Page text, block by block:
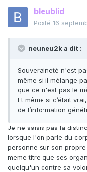
bleublid
Posté 16
neuneu2k a dit :
Souveraineté n'est
même si il mélange
que ce n'est pas le
Et même si c’était
de l’information
Je ne saisis pas la
lorsque l'on parle du
personne sur son
meme titre que ses
quelqu'un contre sa